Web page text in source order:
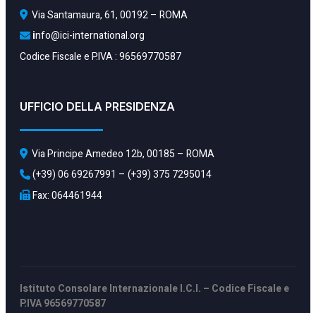
Via Santamaura, 61, 00192 – ROMA
info@ici-international.org
Codice Fiscale e P.IVA : 96569770587
UFFICIO DELLA PRESIDENZA
  Via Principe Amedeo 12b, 00185 – ROMA
(+39) 06 69267991 – (+39) 375 7295014
Fax: 064461944
Istituto Consolare Internazionale I.C.I. – Codice Fiscale e
P.IVA96569770587